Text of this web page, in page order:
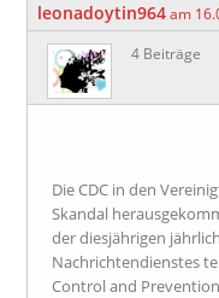
leonadoytin964 am
4 Beiträge
Die CDC in den
Skandal
der diesjährigen
Nachrichtendienstes
Control and